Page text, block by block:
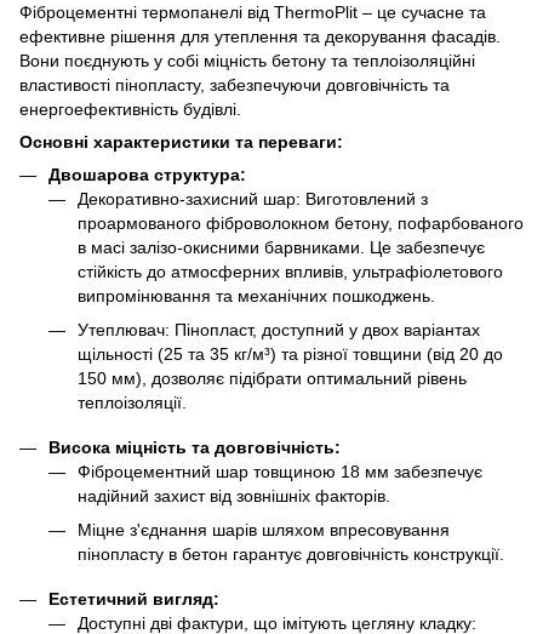
Фіброцементні термопанелі від ThermoPlit – це сучасне та
ефективне рішення для утеплення та декорування фасадів.
Вони поєднують у собі міцність бетону та теплоізоляційні
властивості пінопласту, забезпечуючи довговічність та
енергоефективність будівлі.
Основні характеристики та переваги:
Двошарова структура:
Декоративно-захисний шар: Виготовлений з
проармованого фіброволокном бетону, пофарбованого
в масі залізо-окисними барвниками. Це забезпечує
стійкість до атмосферних впливів, ультрафіолетового
випромінювання та механічних пошкоджень.
Утеплювач: Пінопласт, доступний у двох варіантах
щільності (25 та 35 кг/м³) та різної товщини (від 20 до
150 мм), дозволяє підібрати оптимальний рівень
теплоізоляції.
Висока міцність та довговічність:
Фіброцементний шар товщиною 18 мм забезпечує
надійний захист від зовнішніх факторів.
Міцне з'єднання шарів шляхом впресовування
пінопласту в бетон гарантує довговічність конструкції.
Естетичний вигляд:
Доступні дві фактури, що імітують цегляну кладку: